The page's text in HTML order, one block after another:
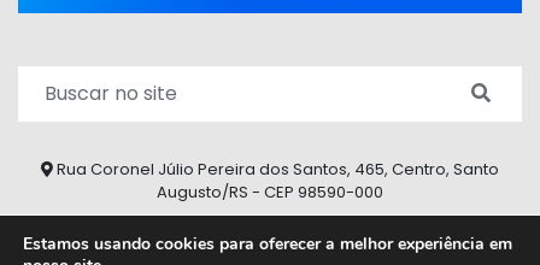
Rua Coronel Júlio Pereira dos Santos, 465, Centro, Santo
Augusto/RS - CEP 98590-000
Estamos usando cookies para oferecer a melhor experiência em